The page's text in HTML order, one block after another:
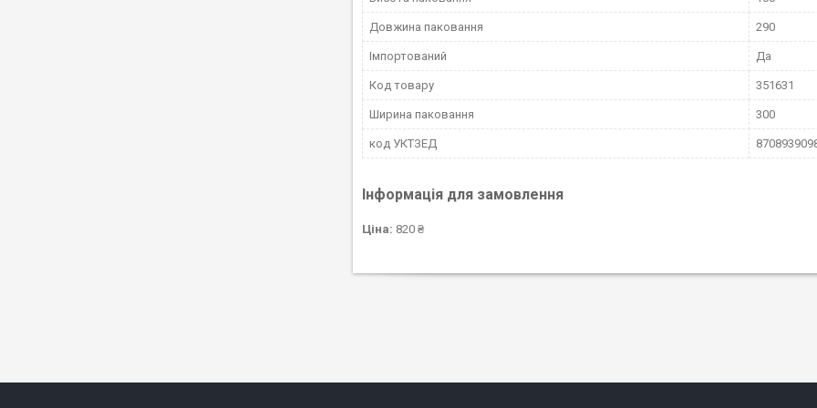
Довжина паковання 290
Імпортований Да
Код товару 351631
Ширина паковання 300
код УКТЗЕД
Інформація для замовлення
Ціна: 820 ₴